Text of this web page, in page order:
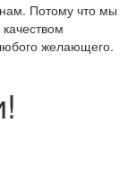
нам. Потому что мы
желающего.